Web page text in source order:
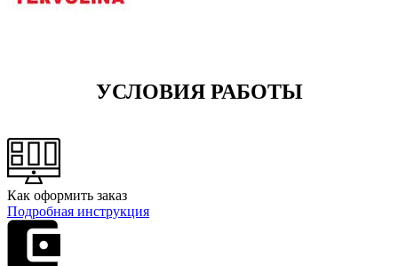
УСЛОВИЯ РАБОТЫ
Как оформить заказ
Подробная инструкция